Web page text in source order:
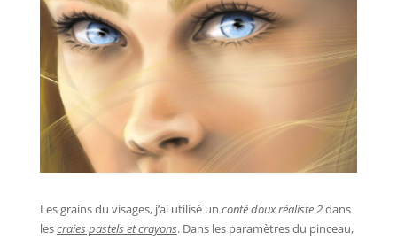
Les grains du visages, j’ai utilisé un conté doux réaliste 2dans
lescraies pastels et crayons. Dans les paramètres du pinceau,